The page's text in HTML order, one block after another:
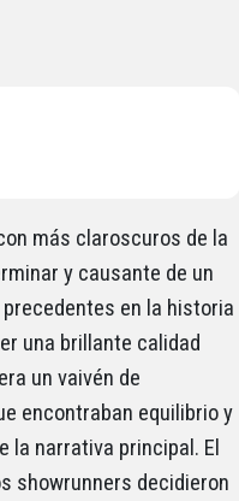
más claroscuros de la
y causante de un
en la historia
una brillante calidad
un vaivén de
encontraban equilibrio y
la narrativa principal. El
showrunners decidieron